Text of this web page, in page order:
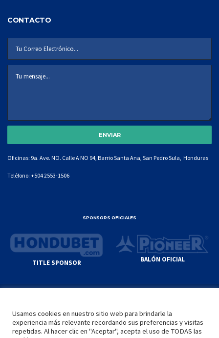
CONTACTO
Oficinas: 9a. Ave. NO. Calle A NO 94, Barrio Santa Ana, San Pedro Sula, Honduras
Teléfono: +504 2553-1506
SPONSORS OFICIALES
TITLE SPONSOR BALÓN OFICIAL
YOUTUBE TERMS OF SERVICE
PRIVACY POLICY
POLÍTICA DE PRIVACIDAD
Usamos cookies en nuestro sitio web para brindarle la
experiencia más relevante recordando sus preferencias y visitas
repetidas. Al hacer clic en "Aceptar", acepta el uso de TODAS las